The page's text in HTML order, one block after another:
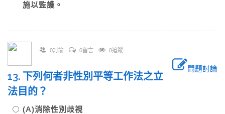
施以監護。
0討論 0留言 0追蹤
問題討論
13. 下列何者非性別平等工作法之立
法目的？
(A)消除性別歧視